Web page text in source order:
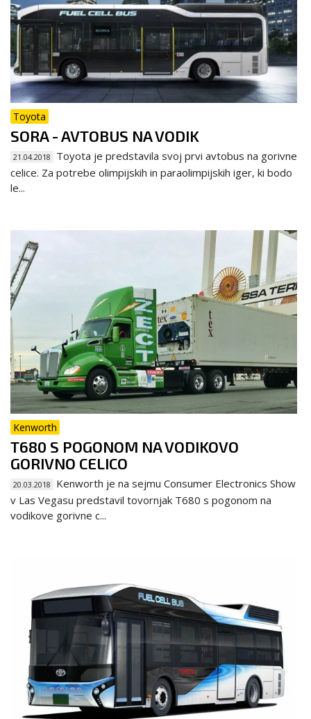
Toyota
SORA - AVTOBUS NA VODIK
21.04.2018
Toyota je predstavila svoj prvi avtobus na gorivne
celice. Za potrebe olimpijskih in paraolimpijskih iger, ki bodo
le...
Kenworth
T680 S POGONOM NA VODIKOVO
GORIVNO CELICO
20.03.2018
Kenworth je na sejmu Consumer Electronics Show
v Las Vegasu predstavil tovornjak T680 s pogonom na
vodikove gorivne c...